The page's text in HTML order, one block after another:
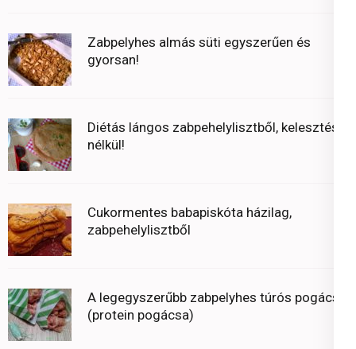
Zabpelyhes almás süti egyszerűen és
gyorsan!
Diétás lángos zabpehelylisztből, kelesztés
nélkül!
Cukormentes babapiskóta házilag,
zabpehelylisztből
A legegyszerűbb zabpelyhes túrós pogácsa
(protein pogácsa)